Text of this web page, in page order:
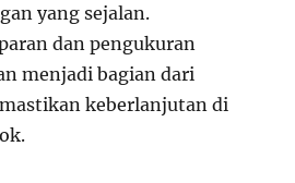
yang sejalan.
dan pengukuran
menjadi bagian dari
keberlanjutan di